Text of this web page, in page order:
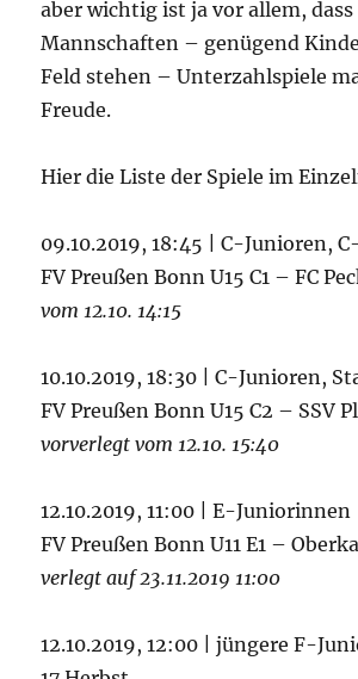
aber wichtig ist ja vor allem,
Mannschaften – genügend
Feld stehen – Unterzahlspiele
Freude.
Hier die Liste der Spiele im
09.10.2019, 18:45 | C-Junioren,
FV Preußen Bonn U15 C1 – FC
vom 12.10. 14:15
10.10.2019, 18:30 | C-Junioren,
FV Preußen Bonn U15 C2 – SSV
vorverlegt vom 12.10. 15:40
12.10.2019, 11:00 | E-Juniorinnen
FV Preußen Bonn U11 E1 –
verlegt auf 23.11.2019 11:00
12.10.2019, 12:00 | jüngere F-